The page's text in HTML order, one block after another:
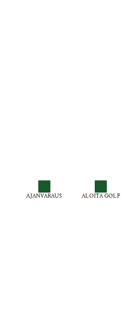
AJANVARAUS ALOITA GOLF